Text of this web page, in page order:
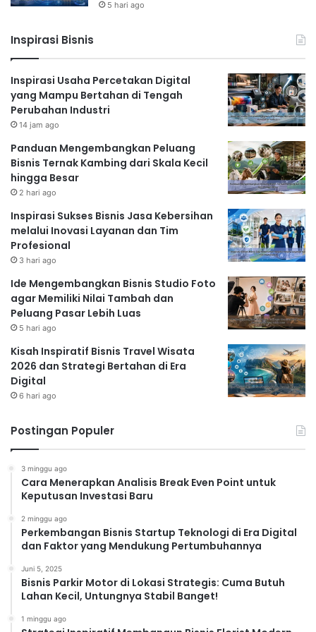
Glowing
Beberapa salon kecantikan menawarkan treatment
khusus yang diformulasikan untuk membantu Anda
mendapatkan kulit glowing. Treatment ini biasanya
menggunakan teknologi modern dan produk-produk
menggunakan laser, peeling kimia, dan perawatan
dengan serum vitamin C. Pastikan untuk berkonsultasi
dengan terapis untuk menentukan treatment yang
paling sesuai dengan jenis kulit dan kebutuhan Anda.
Manfaat Menggunakan
Jasa Salon Kecantikan
Menggunakan jasa salon kecantikan memiliki banyak
manfaat, di antaranya:
Hemat waktu dan tenaga:
Anda tidak perlu repot
melakukan perawatan kecantikan sendiri di rumah.
Hasil yang lebih maksimal:Terapis profesional
memiliki keahlian dan pengetahuan untuk memberikan
hasil perawatan yang optimal.
menggunakan produk-produk berkualitas tinggi yang
aman dan efektif.
Relaksasi dan memanjakan diri:
kecantikan dapat menjadi momen relaksasi dan
memanjakan diri.
Meningkatkan kepercayaan diri:
glowing dapat meningkatkan kepercayaan diri dan
penampilan Anda.
Menjaga Hasil Perawatan
Salon Kecantikan
Untuk menjaga hasil perawatan salon kecantikan agar
5 hari ago
Inspirasi Bisnis
Inspirasi Usaha Percetakan Digital
yang Mampu Bertahan di Tengah
Perubahan Industri
14 jam ago
Panduan Mengembangkan Peluang
Bisnis Ternak Kambing dari Skala Kecil
hingga Besar
2 hari ago
Inspirasi Sukses Bisnis Jasa Kebersihan
melalui Inovasi Layanan dan Tim
Profesional
3 hari ago
Ide Mengembangkan Bisnis Studio Foto
agar Memiliki Nilai Tambah dan
Peluang Pasar Lebih Luas
5 hari ago
Kisah Inspiratif Bisnis Travel Wisata
2026 dan Strategi Bertahan di Era
Digital
6 hari ago
Postingan Populer
3 minggu ago
Cara Menerapkan Analisis Break Even Point untuk
Keputusan Investasi Baru
2 minggu ago
Perkembangan Bisnis Startup Teknologi di Era Digital
dan Faktor yang Mendukung Pertumbuhannya
Juni 5, 2025
Bisnis Parkir Motor di Lokasi Strategis: Cuma Butuh
Lahan Kecil, Untungnya Stabil Banget!
1 minggu ago